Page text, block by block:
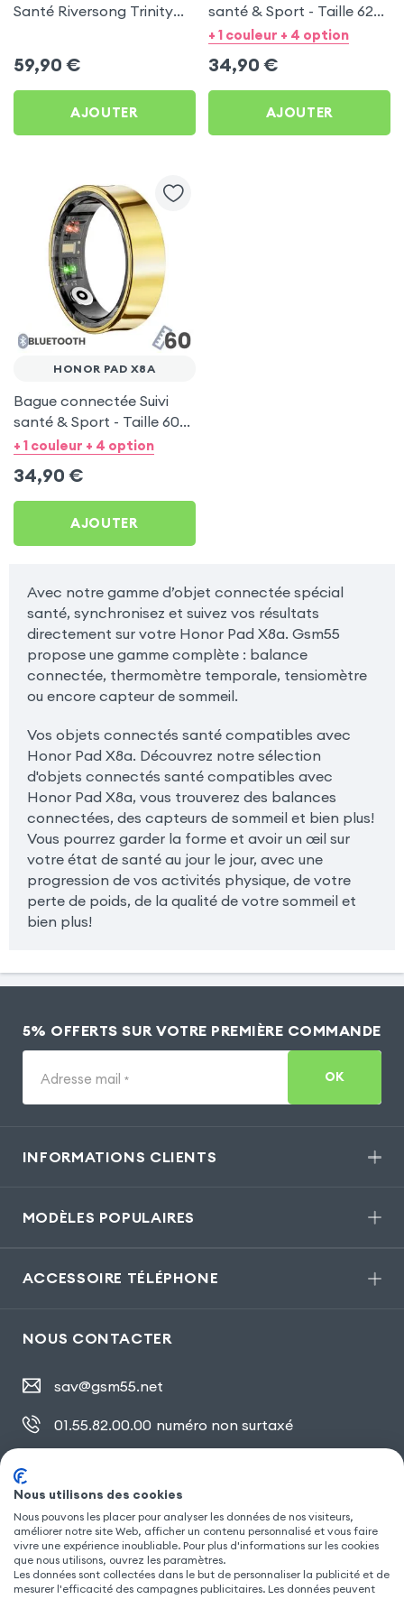
Santé Riversong Trinity
59,90 €
AJOUTER
santé & Sport - Taille 62
Or
+ 1 couleur + 4 option
34,90 €
AJOUTER
HONOR PAD X8A
Bague connectée Suivi
santé & Sport - Taille 60
Or
+ 1 couleur + 4 option
34,90 €
AJOUTER
Avec notre gamme d’objet connectée spécial
santé, synchronisez et suivez vos résultats
directement sur votre Honor Pad X8a. Gsm55
propose une gamme complète : balance
connectée, thermomètre temporale, tensiomètre
ou encore capteur de sommeil.
Vos objets connectés santé compatibles avec
Honor Pad X8a. Découvrez notre sélection
d'objets connectés santé compatibles avec
Honor Pad X8a, vous trouverez des balances
connectées, des capteurs de sommeil et bien plus!
Vous pourrez garder la forme et avoir un œil sur
votre état de santé au jour le jour, avec une
progression de vos activités physique, de votre
perte de poids, de la qualité de votre sommeil et
bien plus!
5% OFFERTS SUR VOTRE PREMIÈRE COMMANDE
Adresse mail * OK
INFORMATIONS CLIENTS
MODÈLES POPULAIRES
ACCESSOIRE TÉLÉPHONE
NOUS CONTACTER
sav@gsm55.net
01.55.82.00.00 numéro non surtaxé
SUIVEZ NOUS
Nous utilisons des cookies
Nous pouvons les placer pour analyser les données de nos visiteurs,
améliorer notre site Web, afficher un contenu personnalisé et vous faire
vivre une expérience inoubliable. Pour plus d'informations sur les cookies
que nous utilisons, ouvrez les paramètres.
Les données sont collectées dans le but de personnaliser la publicité et de
mesurer l'efficacité des campagnes publicitaires. Les données peuvent